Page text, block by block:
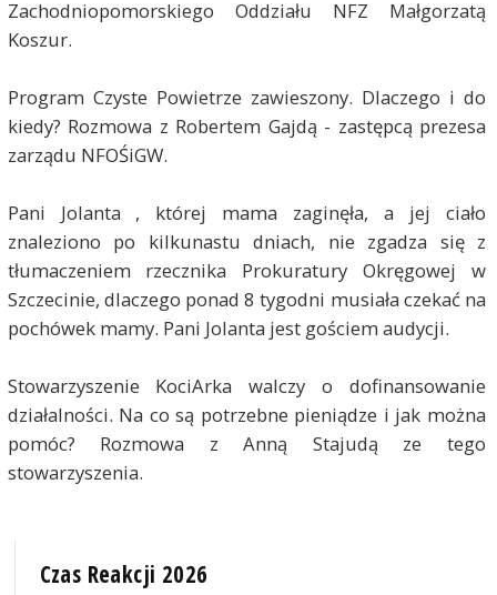
Zachodniopomorskiego Oddziału NFZ Małgorzatą
Koszur.
Program Czyste Powietrze zawieszony. Dlaczego i do
kiedy? Rozmowa z Robertem Gajdą - zastępcą prezesa
zarządu NFOŚiGW.
Pani Jolanta , której mama zaginęła, a jej ciało
znaleziono po kilkunastu dniach, nie zgadza się z
tłumaczeniem rzecznika Prokuratury Okręgowej w
Szczecinie, dlaczego ponad 8 tygodni musiała czekać na
pochówek mamy. Pani Jolanta jest gościem audycji.
Stowarzyszenie KociArka walczy o dofinansowanie
działalności. Na co są potrzebne pieniądze i jak można
pomóc? Rozmowa z Anną Stajudą ze tego
stowarzyszenia.
Czas Reakcji 2026